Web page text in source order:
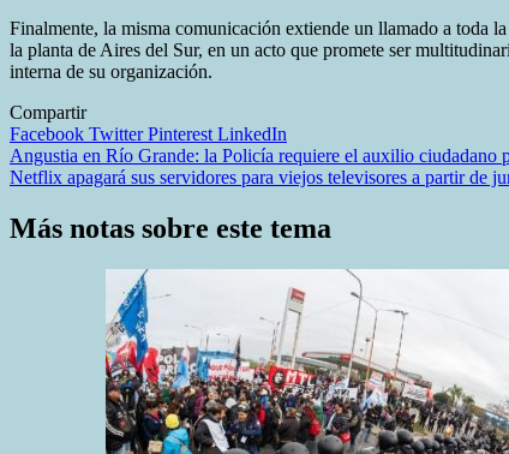
Finalmente, la misma comunicación extiende un llamado a toda
la planta de Aires del Sur, en un acto que promete ser
interna de su organización.
Compartir
Facebook TwitterPinterest LinkedIn
Navegación
de
entradas
Angustia en Río Grande: la Policía requiere el auxilio ciudadano
Netflix apagará sus servidores para viejos televisores a partir de
Más notas sobre este tema